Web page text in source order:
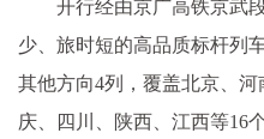
开行经由京广高铁京武
少、旅时短的高品质标杆列
其他方向4列，覆盖北京、
庆、四川、陕西、江西等16